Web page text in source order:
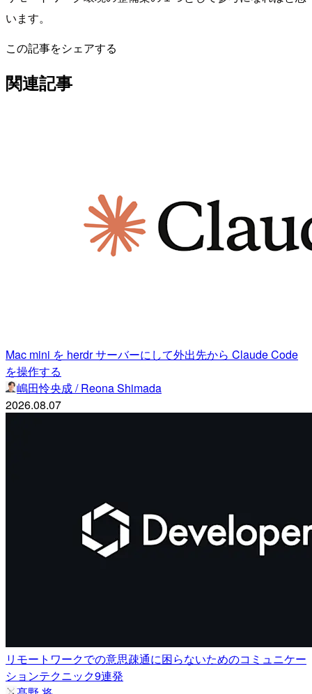
います。
この記事をシェアする
関連記事
Mac mini を herdr サーバーにして外出先から Claude Code
を操作する
嶋田怜央成 / Reona Shimada
2026.08.07
リモートワークでの意思疎通に困らないためのコミュニケー
ションテクニック9連発